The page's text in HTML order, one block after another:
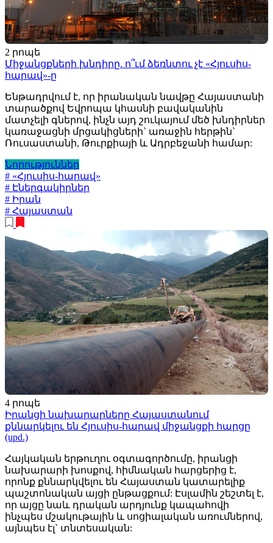
2 րոպե
Միջանցքների խնդիրը. ո՞ւմ ձեռնտու չէ «Հյուսիս-
հարավ»-ը
Ենթադրվում է, որ իրանական նավթը Հայաստանի
տարածքով Եվրոպա կհասնի բավականին
մատչելի գներով, ինչն այդ շուկայում մեծ խնդիրներ
կառաջացնի մրցակիցների` առաջին հերթին`
Ռուսաստանի, Թուրքիայի և Ադրբեջանի համար:
Նորություններ
# «Հյուսիս-հարավ»
# Էներգակիրներ
# Իրան
# Հայաստան
4 րոպե
Իրանցի նախարարները Հայաստանում
քննարկելու են Հյուսիս-հարավ միջանցքի հարցը
(upd.)
Հայկական երթուղու օգտագործումը, իրանցի
նախարարի խոսքով, հիմնական հարցերից է,
որոնք քննարկվելու են Հայաստան կատարելիք
պաշտոնական այցի ընթացքում: Էսլամին շեշտել է,
որ այցը նաև դրական արդյունք կապահովի
ինչպես մշակութային և սոցիալական առումներով,
այնպես էլ` տնտեսական: